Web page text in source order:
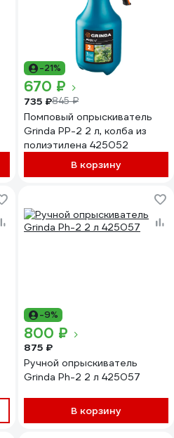
-21%
670 ₽
735 ₽845 ₽
Помповый опрыскиватель
Grinda PP-2 2 л, колба из
полиэтилена 425052
В корзину
-9%
800 ₽
875 ₽
Ручной опрыскиватель
Grinda Ph-2 2 л 425057
В корзину